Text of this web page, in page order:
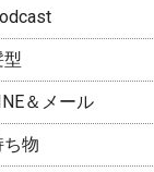
型
＆メール
ち物